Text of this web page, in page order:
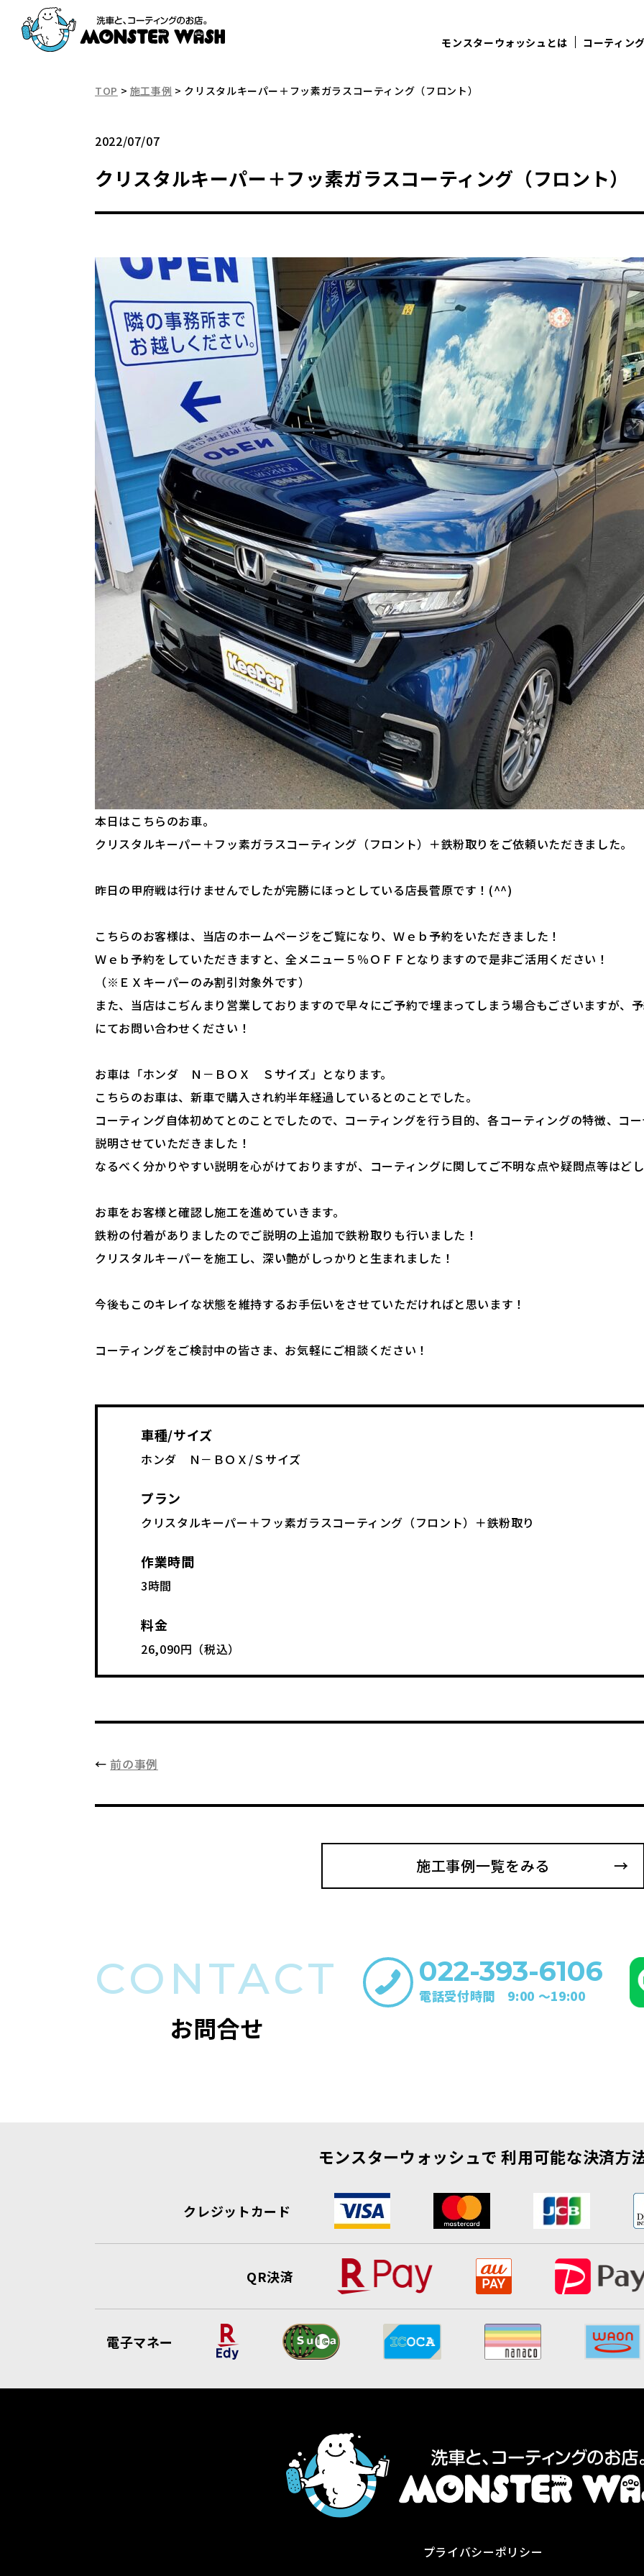
モンスターウォッシュとは
コーティング
TOP > 施工事例 > クリスタルキーパー＋フッ素ガラスコーティング（フロント）
2022/07/07
クリスタルキーパー＋フッ素ガラスコーティング（フロント）
本日はこちらのお車。
クリスタルキーパー＋フッ素ガラスコーティング（フロント）＋鉄粉取りをご依頼いただきました。
昨日の甲府戦は行けませんでしたが完勝にほっとしている店長菅原です！(^^)
こちらのお客様は、当店のホームページをご覧になり、Ｗｅｂ予約をいただきました！
Ｗｅｂ予約をしていただきますと、全メニュー５％ＯＦＦとなりますので是非ご活用ください！
（※ＥＸキーパーのみ割引対象外です）
また、当店はこぢんまり営業しておりますので早々にご予約で埋まってしまう場合もございますが
にてお問い合わせください！
お車は「ホンダ Ｎ－ＢＯＸ Ｓサイズ」となります。
こちらのお車は、新車で購入され約半年経過しているとのことでした。
コーティング自体初めてとのことでしたので、コーティングを行う目的、各コーティングの特徴、コ
説明させていただきました！
なるべく分かりやすい説明を心がけておりますが、コーティングに関してご不明な点や疑問点等はど
お車をお客様と確認し施工を進めていきます。
鉄粉の付着がありましたのでご説明の上追加で鉄粉取りも行いました！
クリスタルキーパーを施工し、深い艶がしっかりと生まれました！
今後もこのキレイな状態を維持するお手伝いをさせていただければと思います！
コーティングをご検討中の皆さま、お気軽にご相談ください！
車種/サイズ
ホンダ Ｎ－ＢＯＸ/Ｓサイズ
プラン
クリスタルキーパー＋フッ素ガラスコーティング（フロント）＋鉄粉取り
作業時間
3時間
料金
26,090円（税込）
←前の事例
施工事例一覧をみる
CONTACT
お問合せ
022-393-6106
電話受付時間 9:00 〜19:00
モンスターウォッシュで 利用可能な決済方
クレジットカード
QR決済
電子マネー
プライバシーポリシー